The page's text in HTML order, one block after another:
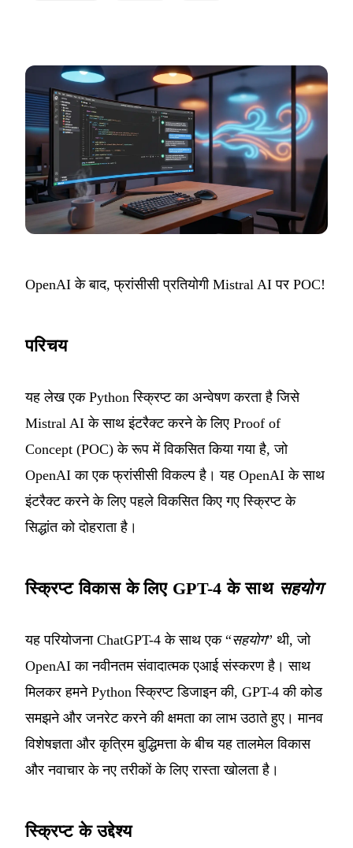
OpenAI के बाद, फ्रांसीसी प्रतियोगी Mistral AI पर POC!
परिचय
यह लेख एक Python स्क्रिप्ट का अन्वेषण करता है जिसे
Mistral AI के साथ इंटरैक्ट करने के लिए Proof of
Concept (POC) के रूप में विकसित किया गया है, जो
OpenAI का एक फ्रांसीसी विकल्प है। यह OpenAI के साथ
इंटरैक्ट करने के लिए पहले विकसित किए गए स्क्रिप्ट के
सिद्धांत को दोहराता है।
स्क्रिप्ट विकास के लिए GPT-4 के साथ सहयोग
यह परियोजना ChatGPT-4 के साथ एक “सहयोग” थी, जो
OpenAI का नवीनतम संवादात्मक एआई संस्करण है। साथ
मिलकर हमने Python स्क्रिप्ट डिजाइन की, GPT-4 की कोड
समझने और जनरेट करने की क्षमता का लाभ उठाते हुए। मानव
विशेषज्ञता और कृत्रिम बुद्धिमत्ता के बीच यह तालमेल विकास
और नवाचार के नए तरीकों के लिए रास्ता खोलता है।
स्क्रिप्ट के उद्देश्य